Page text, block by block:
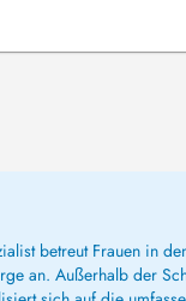
betreut Frauen in
an. Außerhalb der